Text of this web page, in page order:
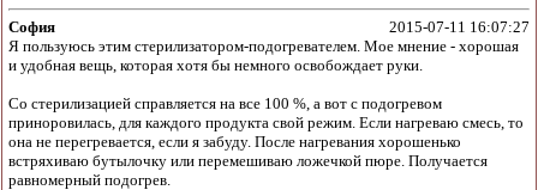
София
2015-07-11 16:07:27
Я пользуюсь этим стерилизатором-подогревателем. Мое мнение - хорошая
и удобная вещь, которая хотя бы немного освобождает руки.
Со стерилизацией справляется на все 100 %, а вот с подогревом
приноровилась, для каждого продукта свой режим. Если нагреваю смесь, то
она не перегревается, если я забуду. После нагревания хорошенько
встряхиваю бутылочку или перемешиваю ложечкой пюре. Получается
равномерный подогрев.